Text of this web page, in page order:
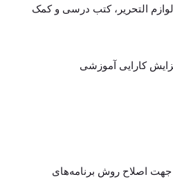
التحریر، کتب درسی و کمک
جهت اصلاح روش برنامه‌های